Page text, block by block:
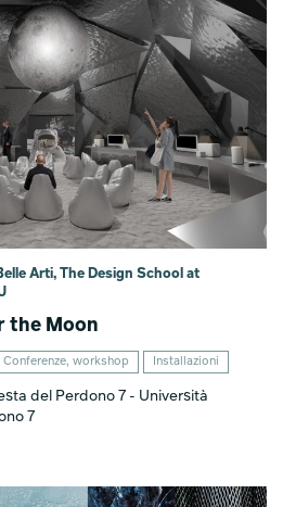
Arti, The Design School at
the Moon
Conferenze, workshop Installazioni
del Perdono 7 - Università
7